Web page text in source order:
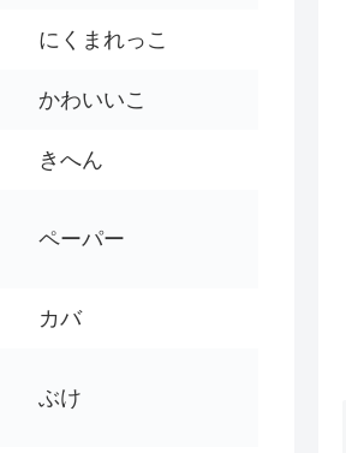
にくまれっこ
かわいいこ
きへん
ペーパー
カバ
ぶけ